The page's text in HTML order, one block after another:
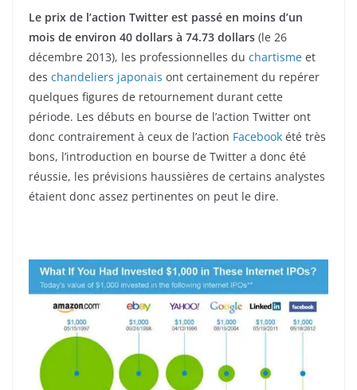
Le prix de l’action Twitter est passé en moins d’un
mois de environ 40 dollars à 74.73 dollars (le 26
décembre 2013), les professionnelles du chartisme et
des chandeliers japonais ont certainement du repérer
quelques figures de retournement durant cette
période. Les débuts en bourse de l’action Twitter ont
donc contrairement à ceux de l’action Facebook été très
bons, l’introduction en bourse de Twitter a donc été
réussie, les prévisions haussières de certains analystes
étaient donc assez pertinentes on peut le dire.